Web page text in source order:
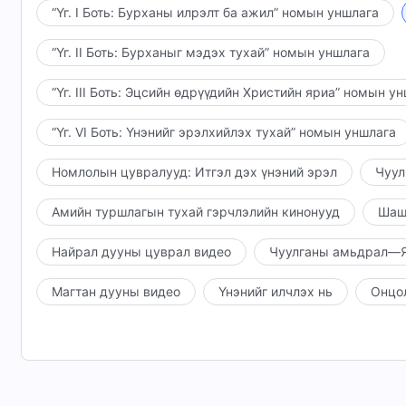
гүйцэтгэсэн ажил нь Нигүүлслийн эрин үеийн
байсан хүмүүс хэрхэн хэрэгжүүлэх учиртай
өдрүүдийн нэг ч ажлыг хийгээгүй бөгөөд зөвхөн
Хуулийн эрин үед Хуучин Гэрээний хуулийг
хийгээгүй юм бэ? Яагаад Тэр Нигүүлслийн эрин
Тэгвэл энэ нь хүн хүлээн зөвшөөрөхөд нэмэртэй
эрх мэдэлд хүрнэ гэдгийг л зөгнөсөн боловч
юм. Эрин үе бүр дэх Бурханы ажил тодорхой зааг
ажлыг хийдэг бөгөөд ажлын дараагийн үе шатыг
байдлаар эрин үе болгон дахь Түүний
эцсийн өдрүүдийн тэмдгүүдийн талаар, хэрхэн
гэмшиж, нүглээ улайх, мөн хэрхэн загалмайг
өдрүүдэд юунд орж эсвэл хэрхэн Бурханы
ч яриагүй. Ийм байхад эцсийн өдрүүдийн
“Үг. I Боть: Бурханы илрэлт ба ажил” номын уншлага
“Үг. II Боть: Бурханыг мэдэх тухай” номын уншлага
“Үг. III Боть: Эцсийн өдрүүдийн Христийн яриа” номын
“Үг. VI Боть: Үнэнийг эрэлхийлэх тухай” номын уншлага
Номлолын цувралууд: Итгэл дэх үнэний эрэл
Амийн туршлагын тухай гэрчлэлийн кинонууд
Найрал дууны цуврал видео Чуулганы
Магтан дууны видео Үнэнийг илчлэх нь